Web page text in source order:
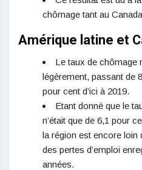
chômage tant au
Amérique latine et
Le taux de chômage
légèrement, passant de
pour cent d’ici à 2019.
Etant donné que le
n’était que de 6,1 pour
la région est encore loin
des pertes d’emploi
années.